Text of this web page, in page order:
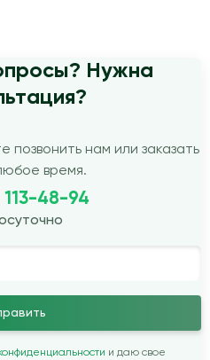
Нужна
нам или заказать
время.
113-48-94
и даю свое